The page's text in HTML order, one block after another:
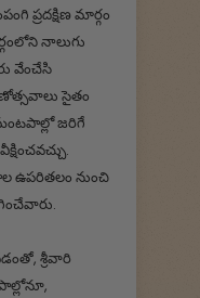
ప్రదక్షిణ మార్గం
నాలుగు
వేంచేసి
సైతం
జరిగే
నుంచి
శ్రీవారి